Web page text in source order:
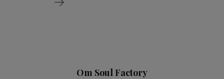
Om Soul Factory